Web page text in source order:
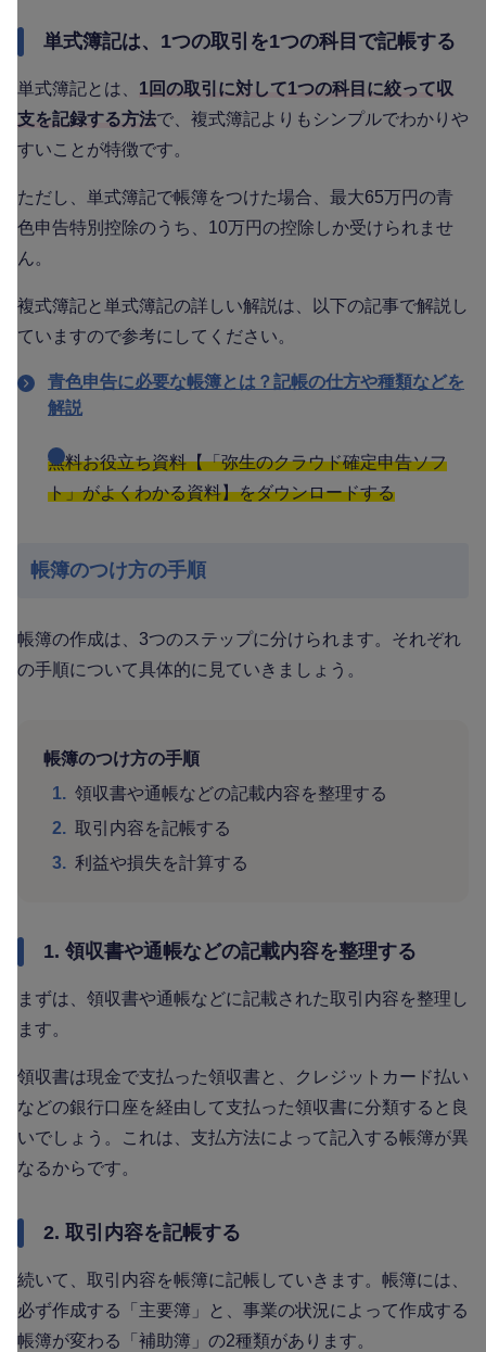
単式簿記は、1つの取引を1つの科目で記帳する
単式簿記とは、 1回の取引に対して1つの科目に絞って収
支を記録する方法で、複式簿記よりもシンプルでわかりや
すいことが特徴です。
ただし、単式簿記で帳簿をつけた場合、最大65万円の青
色申告特別控除のうち、10万円の控除しか受けられませ
ん。
複式簿記と単式簿記の詳しい解説は、以下の記事で解説し
ていますので参考にしてください。
青色申告に必要な帳簿とは？記帳の仕方や種類などを
解説
無料お役立ち資料【「弥生のクラウド確定申告ソフ
ト」がよくわかる資料】をダウンロードする
帳簿のつけ方の手順
帳簿の作成は、3つのステップに分けられます。それぞれ
の手順について具体的に見ていきましょう。
帳簿のつけ方の手順
1. 領収書や通帳などの記載内容を整理する
2. 取引内容を記帳する
3. 利益や損失を計算する
1. 領収書や通帳などの記載内容を整理する
まずは、領収書や通帳などに記載された取引内容を整理し
ます。
領収書は現金で支払った領収書と、クレジットカード払い
などの銀行口座を経由して支払った領収書に分類すると良
いでしょう。これは、支払方法によって記入する帳簿が異
なるからです。
2. 取引内容を記帳する
続いて、取引内容を帳簿に記帳していきます。帳簿には、
必ず作成する「主要簿」と、事業の状況によって作成する
帳簿が変わる「補助簿」の2種類があります。